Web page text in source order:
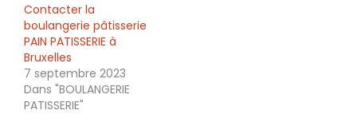
Contacter la
boulangerie pâtisserie
PAIN PATISSERIE à
Bruxelles
7 septembre 2023
Dans "BOULANGERIE
PATISSERIE"